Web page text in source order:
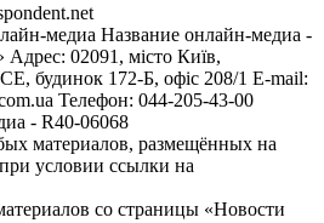
медиа Название онлайн-медиа -
Адрес: 02091, місто Київ,
172-Б, офіс 208/1 E-mail:
Телефон: 044-205-43-00
- R40-06068
материалов, размещённых на
условии ссылки на
со страницы «Новости